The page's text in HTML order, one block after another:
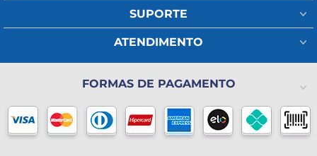
Minha Conta
Fale Conosco
Meus Pedidos
Lista de Desejos
Blog
SUPORTE
Assistência Técnica
Política de Privacidade
Política de Trocas ou Devoluções
ATENDIMENTO
(11) 93802-1111
(11) 2325-4371
Horário de atendimento
De 2ª a 6ª feira das 8h às 18h
(Exceto Feriados)
FORMAS DE PAGAMENTO